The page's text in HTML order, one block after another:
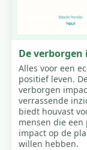
De
Alles voor een
positief leven.
verborgen
verrassende
biedt houvast
mensen die een
impact op de
willen hebben.